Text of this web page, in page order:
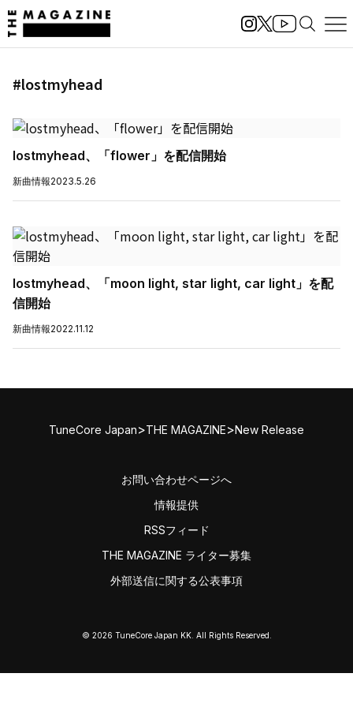
#lostmyhead
lostmyhead、「flower」を配信開始
新曲情報2023.5.26
lostmyhead、「moon light, star light, car light」を配
信開始
新曲情報2022.11.12
TuneCore Japan>THE MAGAZINE>New Release
お問い合わせページへ
情報提供
RSSフィード
THE MAGAZINE ライター募集
外部送信に関する公表事項
© 2026 TuneCore Japan KK. All Rights Reserved.